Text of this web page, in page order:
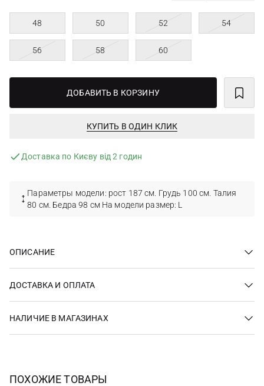
48 50 52 54
56 58 60
ДОБАВИТЬ В КОРЗИНУ
КУПИТЬ В ОДИН КЛИК
Доставка по Києву від 2 годин
Параметры модели: рост 187 см. Грудь 100 см. Талия
80 см. Бедра 98 см На модели размер: L
ОПИСАНИЕ
ДОСТАВКА И ОПЛАТА
НАЛИЧИЕ В МАГАЗИНАХ
ПОХОЖИЕ ТОВАРЫ